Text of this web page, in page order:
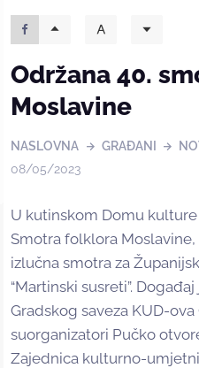
Održana 40.
Moslavine
NASLOVNA GRAĐANI
08/05/2023
U kutinskom Domu kulture
Smotra folklora
izlučna smotra za
“Martinski susreti”.
Gradskog saveza KUD-
suorganizatori Pučko
Zajednica kulturno-